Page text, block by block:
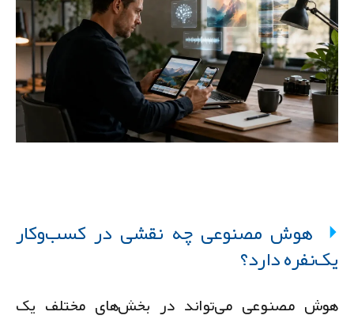
هوش مصنوعی چه نقشی در کسب‌وکار
دارد؟
مصنوعی می‌تواند در بخش‌های مختلف یک